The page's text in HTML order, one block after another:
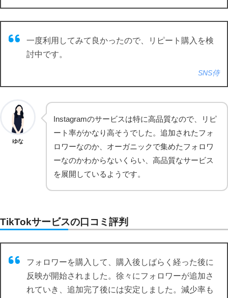
一度利用してみて良かったので、リピート購入を検
討中です。
SNS侍
ゆな
Instagramのサービスは特に高品質なので、リピ
ート率がかなり高そうでした。追加されたフォ
ロワーなのか、オーガニックで集めたフォロワ
ーなのかわからないくらい、高品質なサービス
を展開しているようです。
TikTokサービスの口コミ評判
フォロワーを購入して、購入後しばらく経った後に
反映が開始されました。徐々にフォロワーが追加さ
れていき、追加完了後には安定しました。減少率も